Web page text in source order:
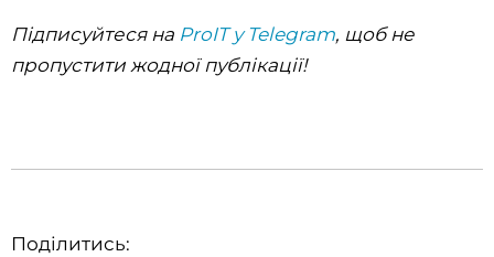
Підписуйтеся на ProIT у Telegram, щоб не
пропустити жодної публікації!
Поділитись: